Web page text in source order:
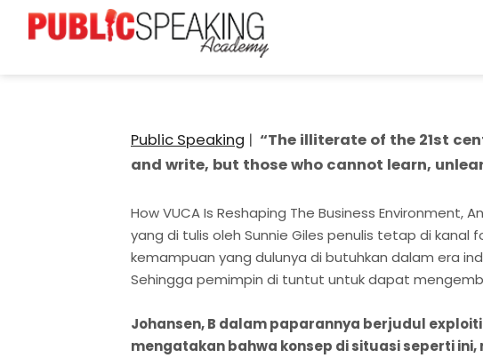
Public Speaking | “The illiterate of the 21st
and write, but those who cannot learn,
How VUCA Is Reshaping The Business Environment,
yang di tulis oleh Sunnie Giles penulis tetap di kanal
kemampuan yang dulunya di butuhkan dalam era
Sehingga pemimpin di tuntut untuk dapat
Johansen, B dalam paparannya berjudul e
mengatakan bahwa konsep di situasi seperti